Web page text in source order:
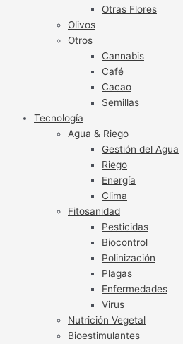
Otras Flores
Olivos
Otros
Cannabis
Café
Cacao
Semillas
Tecnología
Agua & Riego
Gestión del Agua
Riego
Energía
Clima
Fitosanidad
Pesticidas
Biocontrol
Polinización
Plagas
Enfermedades
Virus
Nutrición Vegetal
Bioestimulantes